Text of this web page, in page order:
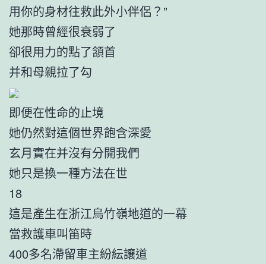
用你的身材往救此外小伴侶？”
她那時曾經很衰弱了
卻很用力的點了頷首
并和母親拉了勾
即便在性命的止境
她仍然對這個世界飽含深愛
玄月實在并沒有分開我們
她只是換一種方法在世
18
這是產生在浙江烏竹嶺地道的一幕
當救護車叫笛時
400多名滯留車主紛紜讓道